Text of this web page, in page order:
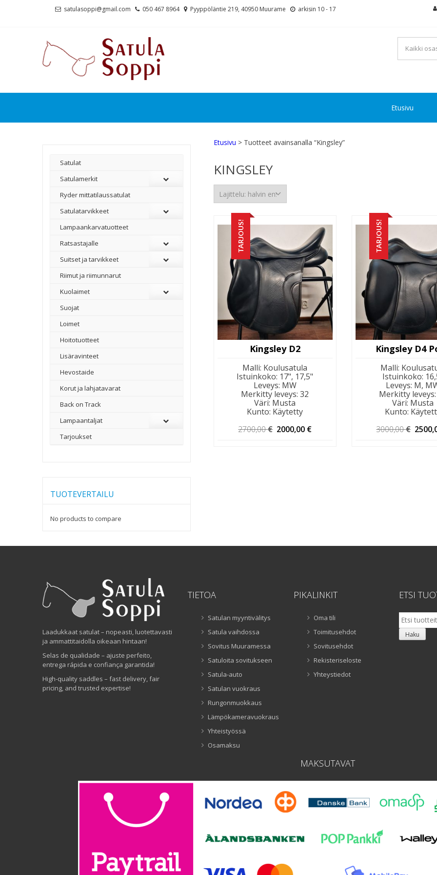
satulasoppi@gmail.com 050 467 8964 Pyyppöläntie 219, 40950 Muurame arkisin 10 - 17
Etusivu
Etusivu > Tuotteet avainsanalla “Kingsley”
KINGSLEY
TARJOUS!
Kingsley D2
Malli: Koulusatula
Istuinkoko: 17", 17,5"
Leveys: MW
Merkitty leveys:32
Väri: Musta
Kunto: Käytetty
2700,00€ Alkuperäinen
2000,00 €
TARJOUS!
Kingsley D4
Malli:
Istuinkoko:
Leveys: M,
Merkitty leveys
Väri: Musta
Kunto:
3000,00€
Satulat
Satulamerkit
Ryder mittatilaussatulat
Satulatarvikkeet
–
Lampaankarvatuotteet
Ratsastajalle
Suitset ja tarvikkeet
Riimut ja riimunnarut
Kuolaimet
Suojat
Loimet
Hoitotuotteet
Lisäravinteet
Hevostaide
Korut ja lahjatavarat
Back on Track
Lampaantaljat
Tarjoukset
TUOTEVERTAILU
No products to compare
Laadukkaat satulat – nopeasti, luotettavasti
ja ammattitaidolla oikeaan hintaan!
Selas de qualidade – ajuste perfeito,
entrega rápida e confiança garantida!
High-quality saddles – fast delivery, fair
pricing, and trusted expertise!
TIETOA
Satulan myyntivälitys
Satula vaihdossa
Sovitus Muuramessa
Satuloita sovitukseen
Satula-auto
Satulan vuokraus
Rungonmuokkaus
Lämpökameravuokraus
Yhteistyössä
Osamaksu
PIKALINKIT
Oma tili
Toimitusehdot
Sovitusehdot
Rekisteriseloste
Yhteystiedot
ETSI
Etsi:
Haku
MAKSUTAVAT